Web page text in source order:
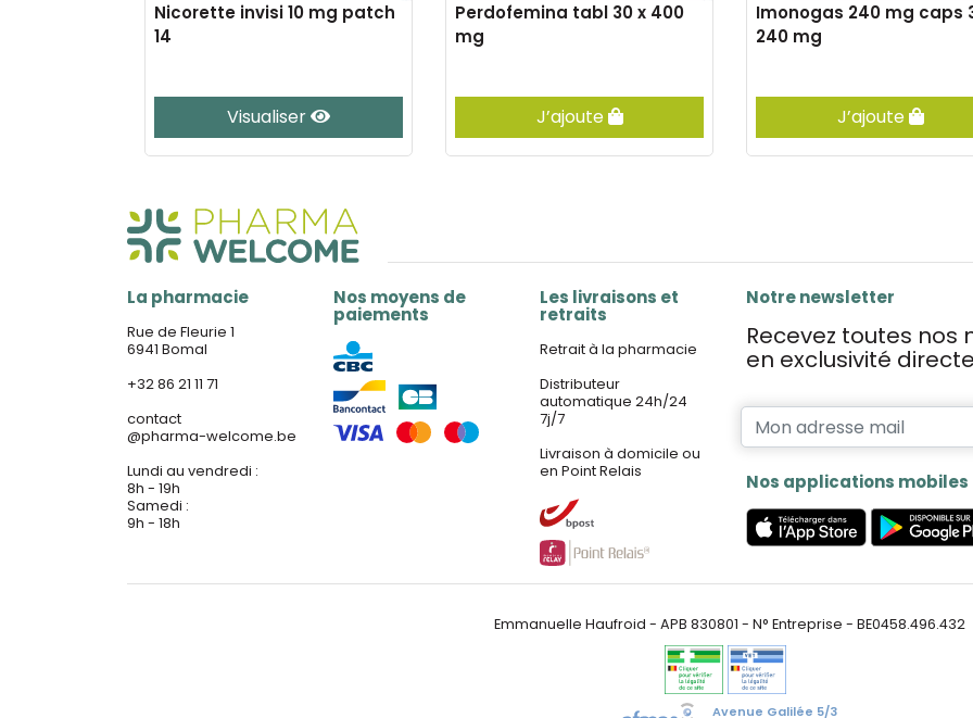
Nicorette invisi 10 mg patch
14
Visualiser
Perdofemina tabl 30 x 400
mg
J’ajoute
Imonogas 240 mg caps
240 mg
J’ajoute
La pharmacie
Rue de Fleurie 1
6941 Bomal
+32 86 21 11 71
contact
@pharma-welcome.be
Lundi au vendredi :
8h - 19h
Samedi :
9h - 18h
Nos moyens de
paiements
Les livraisons et
retraits
Retrait à la pharmacie
Distributeur
automatique 24h/24
7j/7
Livraison à domicile ou
en Point Relais
Notre newsletter
Recevez toutes
en exclusivité
Nos applications mobiles
Emmanuelle Haufroid - APB 830801 - N° Entreprise - BE0458.496.432
Avenue Galilée 5/3